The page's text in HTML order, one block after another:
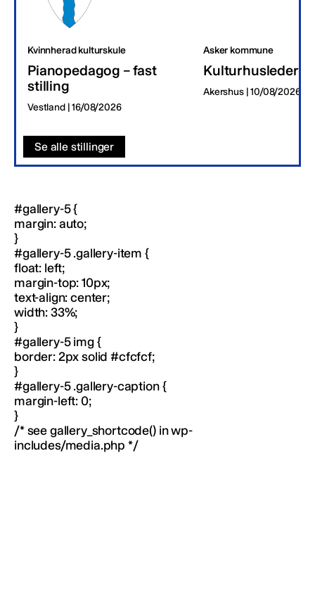
Kvinnherad kulturskule
Pianopedagog – fast
stilling
Vestland | 16/08/2026
Asker kommune
Kulturhusleder
Akershus | 10/08/2026
Se alle stillinger
#gallery-5 {
margin: auto;
}
#gallery-5 .gallery-item {
float: left;
margin-top: 10px;
text-align: center;
width: 33%;
}
#gallery-5 img {
border: 2px solid #cfcfcf;
}
#gallery-5 .gallery-caption {
margin-left: 0;
}
/* see gallery_shortcode() in wp-
includes/media.php */